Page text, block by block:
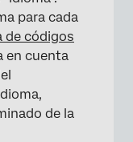
para cada
de códigos
en cuenta
de la